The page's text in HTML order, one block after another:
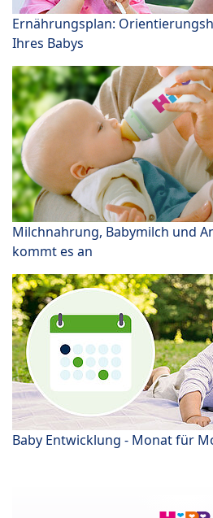
Ernährungsplan:
Ihres Babys
Milchnahrung, Babymilch und
kommt es an
Baby Entwicklung - Monat für